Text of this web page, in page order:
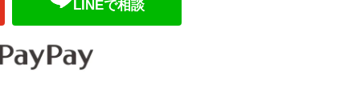
LINEで相談